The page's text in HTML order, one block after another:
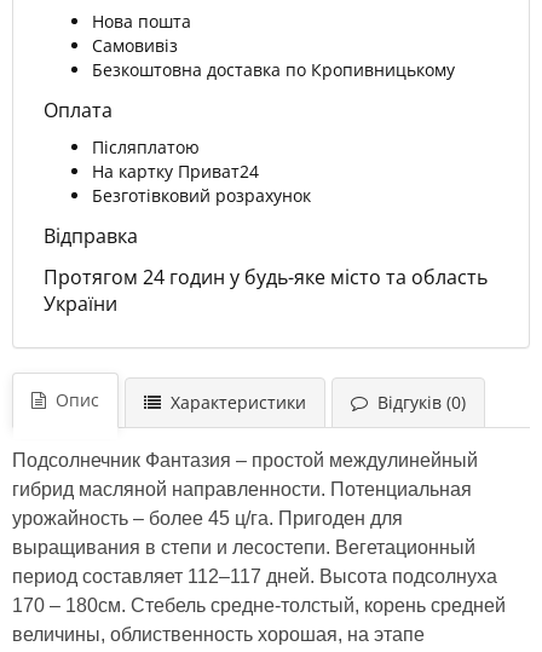
Нова пошта
Самовивіз
Безкоштовна доставка по Кропивницькому
Оплата
Післяплатою
На картку Приват24
Безготівковий розрахунок
Відправка
Протягом 24 годин у будь-яке місто та область
України
Опис Характеристики Відгуків (0)
Подсолнечник Фантазия – простой междулинейный
гибрид масляной направленности. Потенциальная
урожайность – более 45 ц/га. Пригоден для
выращивания в степи и лесостепи. Вегетационный
период составляет 112–117 дней. Высота подсолнуха
170 – 180см. Стебель средне-толстый, корень средней
величины, облиственность хорошая, на этапе